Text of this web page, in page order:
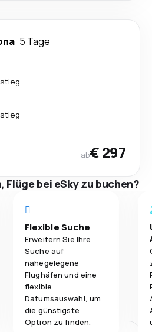
5 Tage
ab€ 297
Flüge bei eSky zu buchen?
Flexible Suche
Erweitern Sie Ihre
Suche auf
nahegelegene
Flughäfen und eine
flexible
Datumsauswahl, um
die günstigste
Option zu finden.